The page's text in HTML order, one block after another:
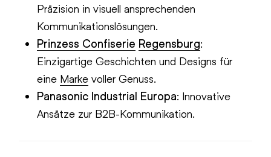
Präzision in visuell ansprechenden
Kommunikationslösungen.
Prinzess Confiserie Regensburg:
Einzigartige Geschichten und Designs für
eine Marke voller Genuss.
Panasonic Industrial Europa: Innovative
Ansätze zur B2B-Kommunikation.